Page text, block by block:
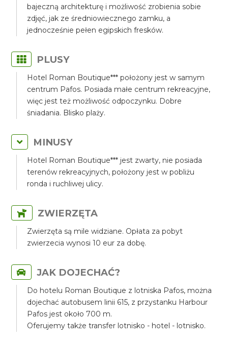
bajeczną architekturę i możliwość zrobienia sobie
zdjęć, jak ze średniowiecznego zamku, a
jednocześnie pełen egipskich fresków.
PLUSY
Hotel Roman Boutique*** położony jest w samym
centrum Pafos. Posiada małe centrum rekreacyjne,
więc jest też możliwość odpoczynku. Dobre
śniadania. Blisko plaży.
MINUSY
Hotel Roman Boutique*** jest zwarty, nie posiada
terenów rekreacyjnych, położony jest w pobliżu
ronda i ruchliwej ulicy.
ZWIERZĘTA
Zwierzęta są mile widziane. Opłata za pobyt
zwierzecia wynosi 10 eur za dobę.
JAK DOJECHAĆ?
Do hotelu Roman Boutique z lotniska Pafos, można
dojechać autobusem linii 615, z przystanku Harbour
Pafos jest około 700 m.
Oferujemy także transfer lotnisko - hotel - lotnisko.